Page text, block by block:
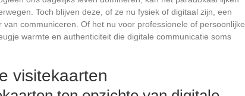
Toch blijven deze, of ze nu fysiek of digitaal zijn, een
communiceren. Of het nu voor professionele of persoonlijke
warmte en authenticiteit die digitale communicatie soms
visitekaarten